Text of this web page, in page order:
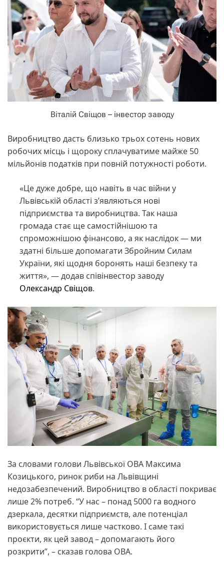
Віталій Свіщов – інвестор заводу
Виробництво дасть близько трьох сотень нових
робочих місць і щороку сплачуватиме майже 50
мільйонів податків при повній потужності роботи.
«Це дуже добре, що навіть в час війни у
Львівській області з’являються нові
підприємства та виробництва. Так наша
громада стає ще самостійнішою та
спроможнішою фінансово, а як наслідок — ми
здатні більше допомагати Збройним Силам
України, які щодня боронять наші безпеку та
життя», — додав співінвестор заводу
Олександр Свіщов.
За словами голови Львівської ОВА Максима
Козицького, ринок риби на Львівщині
недозабезпечений. Виробництво в області покриває
лише 2% потреб. “У нас – понад 5000 га водного
дзеркала, десятки підприємств, але потенціал
використовується лише частково. І саме такі
проєкти, як цей завод – допомагають його
розкрити”, – сказав голова ОВА.